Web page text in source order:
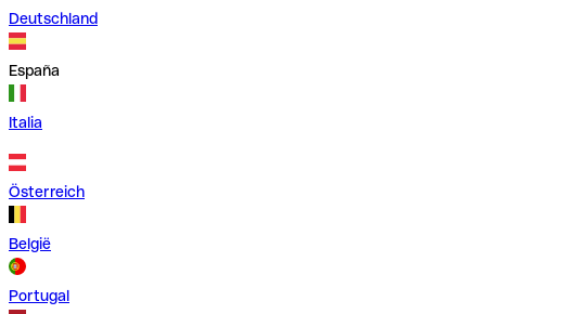
Deutschland
España
Italia
Österreich
België
Portugal